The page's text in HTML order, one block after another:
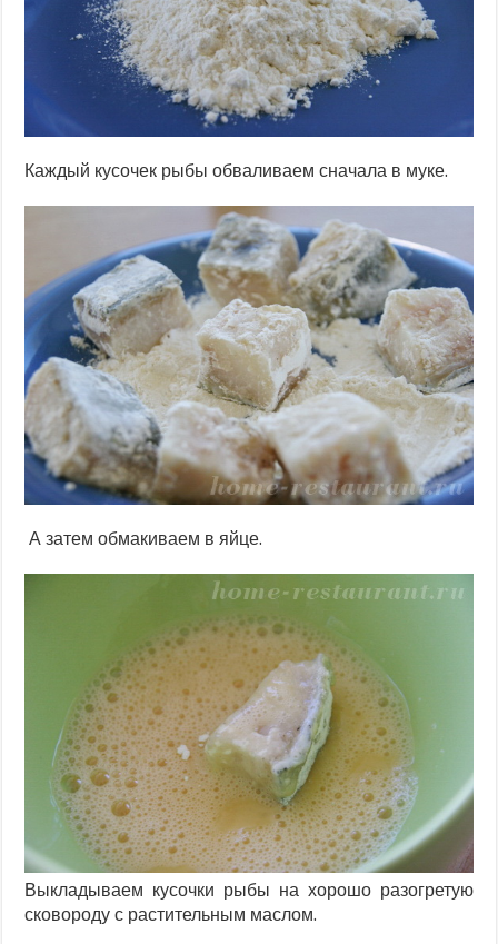
Каждый кусочек рыбы обваливаем сначала в муке.
А затем обмакиваем в яйце.
Выкладываем кусочки рыбы на хорошо разогретую
сковороду с растительным маслом.